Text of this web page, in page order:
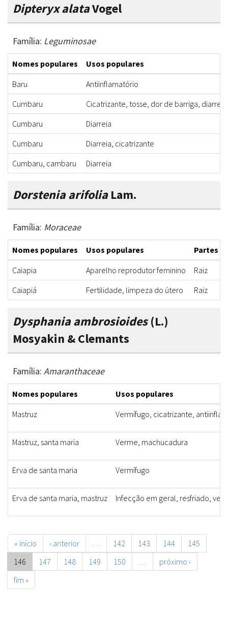
Dipteryx alataVogel
Família: Leguminosae
Nomes populares
Usos populares
Baru
Antiinflamatório
Cumbaru
Cicatrizante, tosse, dor de barriga, diarreia
Cumbaru
Diarreia
Cumbaru
Diarreia, cicatrizante
Cumbaru, cambaru
Diarreia
Dorstenia arifoliaLam.
Família: Moraceae
Nomes populares Usos populares
Partes
Caiapia
Aparelho reprodutor feminino
Raiz
Caiapiá
Fertilidade, limpeza do útero Raiz
Dysphania ambrosioides(L.)
Mosyakin & Clemants
Família: Amaranthaceae
Nomes populares
Usos populares
Mastruz
Vermífugo, cicatrizante,
Mastruz, santa maria Verme, machucadura
Erva de santa maria Vermífugo
Erva de santa maria, mastruz Infecção em geral, resfriado,
« início ‹ anterior … 142 143 144
145
146
147 148 149 150 …
próximo ›
fim »